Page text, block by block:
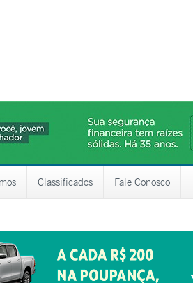
Classificados Fale Conosco